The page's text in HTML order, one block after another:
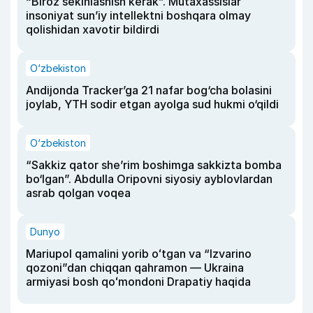
insoniyat sun’iy intellektni boshqara olmay
qolishidan xavotir bildirdi
O‘zbekiston
Andijonda Tracker’ga 21 nafar bog‘cha bolasini
joylab, YTH sodir etgan ayolga sud hukmi o‘qildi
O‘zbekiston
“Sakkiz qator she’rim boshimga sakkizta bomba
bo‘lgan”. Abdulla Oripovni siyosiy ayblovlardan
asrab qolgan voqea
Dunyo
Mariupol qamalini yorib oʻtgan va “Izvarino
qozoni”dan chiqqan qahramon — Ukraina
armiyasi bosh qoʻmondoni Drapatiy haqida